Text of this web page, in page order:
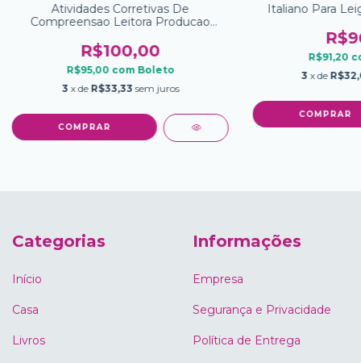
Atividades Corretivas De
Compreensao Leitora Producao
R$100,00
R$95,00 com Boleto
3 x de R$33,33 sem juros
Italiano Para
R$91,20
3 x de
Categorias
Início
Casa
Livros
Informações
Empresa
Segurança e Privacidade
Política de Entrega